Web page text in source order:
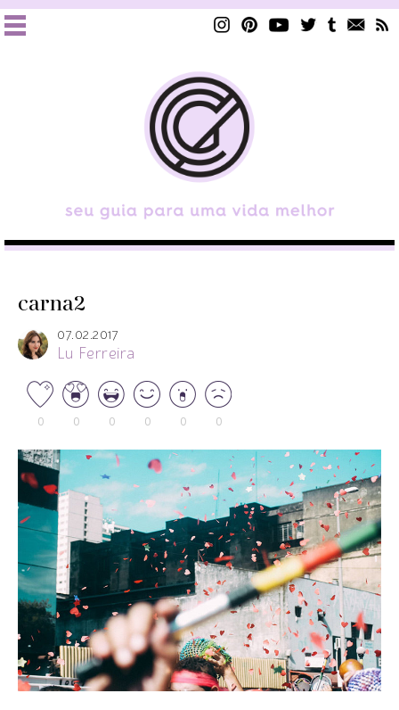
carna2
07.02.2017
Lu Ferreira
0 0 0 0 0 0